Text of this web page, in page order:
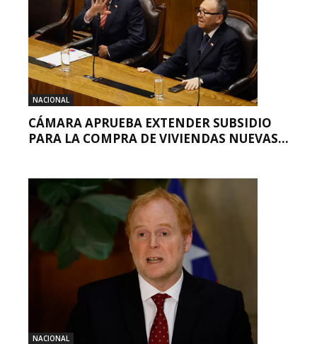
NACIONAL
CÁMARA APRUEBA EXTENDER SUBSIDIO
PARA LA COMPRA DE VIVIENDAS NUEVAS...
NACIONAL